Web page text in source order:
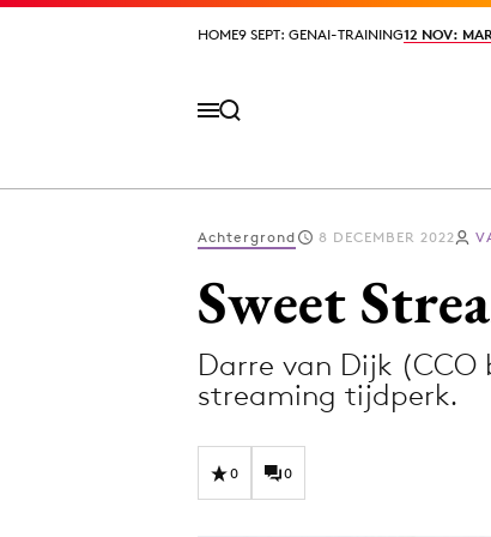
HOME9 SEPT: GENAI-TRAINING12 NOV:
HOME9 SEPT: GENAI-TRAINING12 NOV:
Achtergrond 8 DECEMBER 2022
Sweet
Darre van Dijk
streaming tijdperk.
0 0